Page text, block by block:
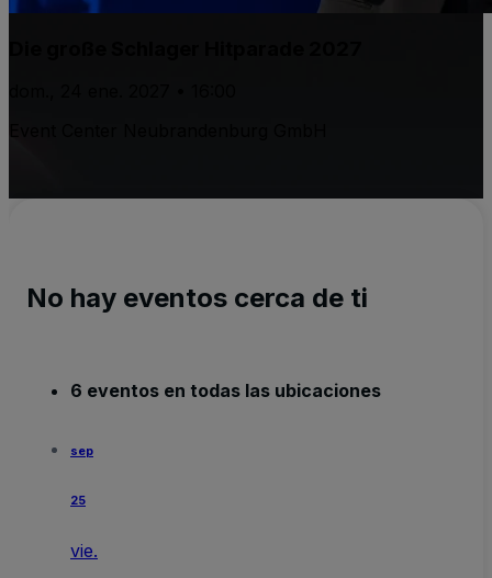
No hay eventos cerca de ti
6 eventos en todas las ubicaciones
sep
25
vie.